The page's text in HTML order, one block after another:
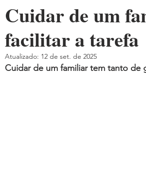
Cuidar de um
facilitar a tarefa
Atualizado: 12 de set. de 2025
Cuidar de um familiar tem tanto de